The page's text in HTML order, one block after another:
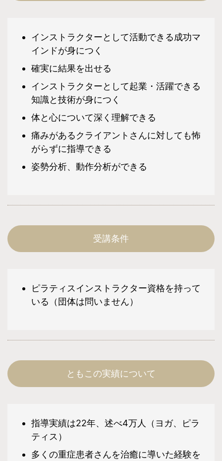
インストラクターとして活動できる成功マ
インドが身につく
確実に結果を出せる
インストラクターとして起業・活躍できる
知識と技術が身につく
体と心について深く理解できる
痛みがあるクライアントさんに対しても怖
がらずに指導できる
姿勢分析、動作分析ができる
受講条件
ピラティスインストラクター資格を持って
いる（団体は問いません）
ともこの実績について
指導実績は22年、述べ4万人（ヨガ、ピラ
ティス）
多くの重症患者さんを治癒に導いた経験を